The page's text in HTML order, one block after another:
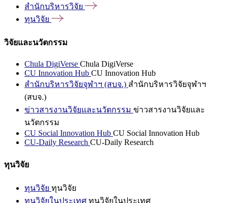
สำนักบริหารวิจัย
ทุนวิจัย
วิจัยและนวัตกรรม
Chula DigiVerse Chula DigiVerse
CU Innovation Hub CU Innovation Hub
สำนักบริหารวิจัยจุฬาฯ (สบจ.) สำนักบริหารวิจัยจุฬาฯ
(สบจ.)
ข่าวสารงานวิจัยและนวัตกรรม ข่าวสารงานวิจัยและ
นวัตกรรม
CU Social Innovation Hub CU Social Innovation Hub
CU-Daily Research CU-Daily Research
ทุนวิจัย
ทุนวิจัย ทุนวิจัย
ทุนวิจัยในประเทศ ทุนวิจัยในประเทศ